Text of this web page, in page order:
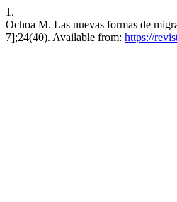
1.
Ochoa M. Las nuevas formas de
7];24(40). Available from: https://